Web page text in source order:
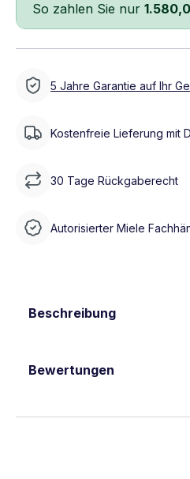
So zahlen Sie nur
5 Jahre Garantie auf Ihr
Kostenfreie Lieferung mit
30 Tage Rückgaberecht
Autorisierter Miele
Beschreibung
Bewertungen